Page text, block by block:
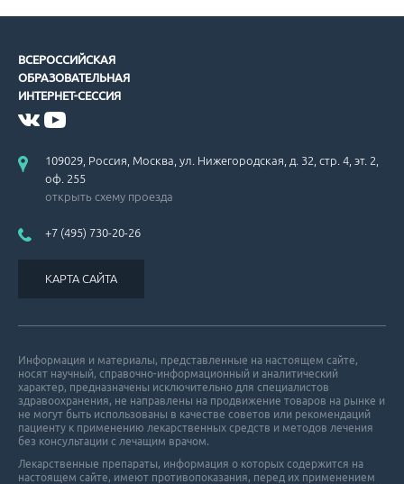
ВСЕРОССИЙСКАЯ
ОБРАЗОВАТЕЛЬНАЯ
ИНТЕРНЕТ-СЕССИЯ
109029, Россия, Москва, ул. Нижегородская, д. 32, стр. 4, эт. 2,
оф. 255
открыть схему проезда
+7 (495) 730-20-26
КАРТА САЙТА
Информация и материалы, представленные на настоящем сайте,
носят научный, справочно-информационный и аналитический
характер, предназначены исключительно для специалистов
здравоохранения, не направлены на продвижение товаров на рынке и
не могут быть использованы в качестве советов или рекомендаций
пациенту к применению лекарственных средств и методов лечения
без консультации с лечащим врачом.
Лекарственные препараты, информация о которых содержится на
настоящем сайте, имеют противопоказания, перед их применением